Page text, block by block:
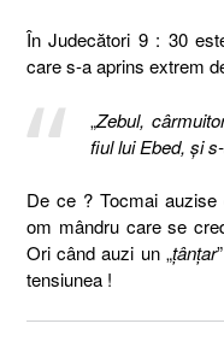
În Judecători 9 : 30
care s-a aprins extrem
„Zebul,
fiul lui Ebed, şi
De ce ? Tocmai auzise
om mândru care se
Ori când auzi un „țânțar
tensiunea !